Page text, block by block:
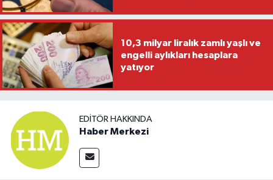
10,3 milyar liralık zamlı yaşlı ve
engelli aylıkları hesaplara
yatıyor
EDITÖR HAKKINDA
Haber Merkezi